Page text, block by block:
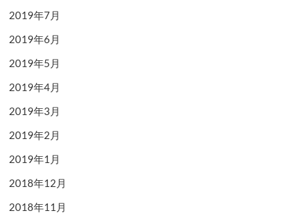
2019年7月
2019年6月
2019年5月
2019年4月
2019年3月
2019年2月
2019年1月
2018年12月
2018年11月